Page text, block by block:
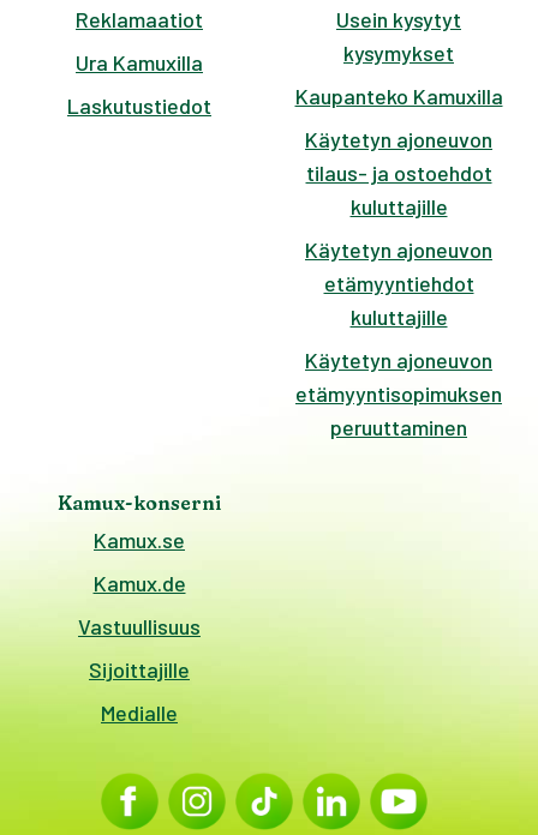
Reklamaatiot
Ura Kamuxilla
Laskutustiedot
Usein kysytyt
kysymykset
Kaupanteko Kamuxilla
Käytetyn ajoneuvon
tilaus- ja ostoehdot
kuluttajille
Käytetyn ajoneuvon
etämyyntiehdot
kuluttajille
Käytetyn ajoneuvon
etämyyntisopimuksen
peruuttaminen
Kamux-konserni
Kamux.se
Kamux.de
Vastuullisuus
Sijoittajille
Medialle